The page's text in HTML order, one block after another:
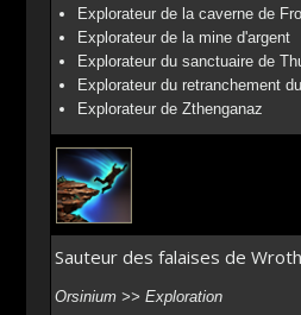
Explorateur de la caverne de
Explorateur de la mine d'argent
Explorateur du sanctuaire de
Explorateur du retranchement
Explorateur de Zthenganaz
Sauteur des falaises de
Orsinium >> Exploration